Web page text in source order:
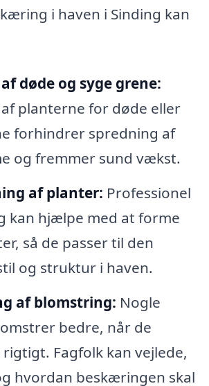
i haven i Sinding kan
døde og syge grene:
af planterne for døde eller
forhindrer spredning af
og fremmer sund vækst.
af planter: Professionel
kan hjælpe med at forme
så de passer til den
og struktur i haven.
af blomstring: Nogle
bedre, når de
Fagfolk kan vejlede,
hvordan beskæringen skal